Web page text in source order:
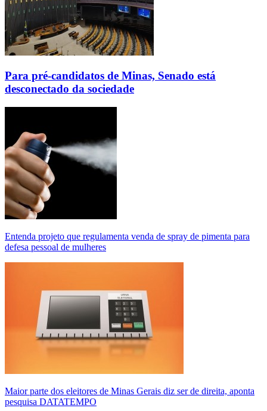
Para pré-candidatos de Minas, Senado está
desconectado da sociedade
Entenda projeto que regulamenta venda de spray de pimenta para
defesa pessoal de mulheres
Maior parte dos eleitores de Minas Gerais diz ser de direita, aponta
pesquisa DATATEMPO